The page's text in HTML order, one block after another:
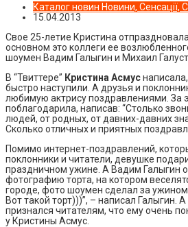
Каталог новин Новини, Сенсації,
15.04.2013
Свое 25-летие Кристина
основном это коллеги ее
шоумен Вадим Галыгин и Михаил
В “Твиттере” Кристина Асмус
быстро наступили. А друзья и
любимую актрису поздравлениями. За
поблагодарила, написав: “Столько
людей, от родных, от давних-давних
Сколько отличных и приятных
Помимо интернет-поздравлений,
поклонники и читатели, девушке
праздничном ужине. А Вадим Галыгин
фотографию торта, на котором
городе, фото шоумен сделал за
Вот такой торт)))”, – написал Галыгин.
признался читателям, что ему очень
у Кристины Асмус.